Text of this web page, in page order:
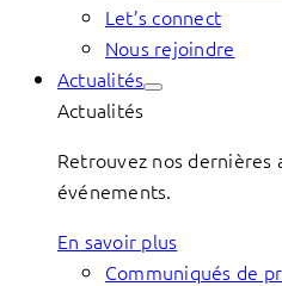
Let’s connect
Nous rejoindre
Actualités
Actualités
Retrouvez nos dernières
événements.
En savoir plus
Communiqués de